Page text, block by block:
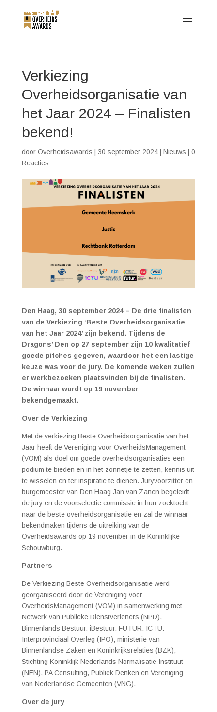
Verkiezing
Overheidsorganisatie van
het Jaar 2024 – Finalisten
bekend!
door Overheidsawards 30 september 2024| Nieuws
0
Reacties
Den Haag, 30 september 2024 – De drie finalisten
van de Verkiezing ‘Beste Overheidsorganisatie
van het Jaar 2024’ zijn bekend. Tijdens de
Dragons’ Den op 27 september zijn 10 kwalitatief
goede pitches gegeven, waardoor het een lastige
keuze was voor de jury. De komende weken zullen
er werkbezoeken plaatsvinden bij de finalisten.
De winnaar wordt op 19 november
bekendgemaakt.
Over de Verkiezing
Met de verkiezing Beste Overheidsorganisatie van het
Jaar heeft de Vereniging voor OverheidsManagement
(VOM) als doel om goede overheidsorganisaties een
podium te bieden en in het zonnetje te zetten, kennis uit
te wisselen en ter inspiratie te dienen. Juryvoorzitter en
burgemeester van Den Haag Jan van Zanen begeleidt
de jury en de voorselectie commissie in hun zoektocht
naar de beste overheidsorganisatie en zal de winnaar
bekendmaken tijdens de uitreiking van de
Overheidsawards op 19 november in de Koninklijke
Schouwburg.
Partners
De Verkiezing Beste Overheidsorganisatie werd
georganiseerd door de Vereniging voor
OverheidsManagement (VOM) in samenwerking met
Netwerk van Publieke Dienstverleners (NPD),
Binnenlands Bestuur, iBestuur, FUTUR, ICTU,
Interprovinciaal Overleg (IPO), ministerie van
Binnenlandse Zaken en Koninkrijksrelaties (BZK),
Stichting Koninklijk Nederlands Normalisatie Instituut
(NEN), PA Consulting, Publiek Denken en Vereniging
van Nederlandse Gemeenten (VNG).
Over de jury